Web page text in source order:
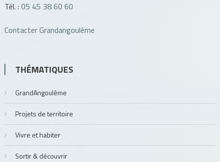
Tél. : 05 45 38 60 60
Contacter Grandangoulême
THÉMATIQUES
GrandAngoulême
Projets de territoire
Vivre et habiter
Sortir & découvrir